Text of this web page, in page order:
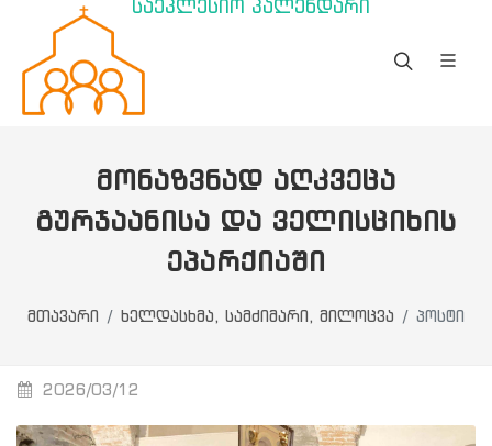
საეკლესიო კალენდარი
ᲛᲝᲜᲐᲖᲕᲜᲐᲓ ᲐᲦᲙᲕᲔᲪᲐ
ᲒᲣᲠᲯᲐᲐᲜᲘᲡᲐ ᲓᲐ ᲕᲔᲚᲘᲡᲪᲘᲮᲘᲡ
ᲔᲞᲐᲠᲥᲘᲐᲨᲘ
მთავარი ხელდასხმა, სამძიმარი, მილოცვა პოსტი
2026/03/12